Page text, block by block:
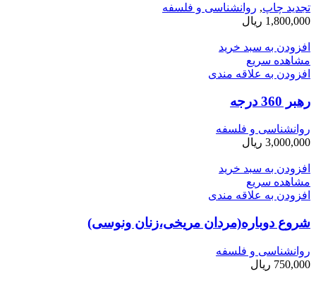
تجدید چاپ, روانشناسی و فلسفه
1,800,000 ریال
افزودن به سبد خرید
مشاهده سریع
افزودن به علاقه مندی
رهبر 360 درجه
روانشناسی و فلسفه
3,000,000 ریال
افزودن به سبد خرید
مشاهده سریع
افزودن به علاقه مندی
شروع دوباره(مردان مریخی،زنان ونوسی)
روانشناسی و فلسفه
750,000 ریال